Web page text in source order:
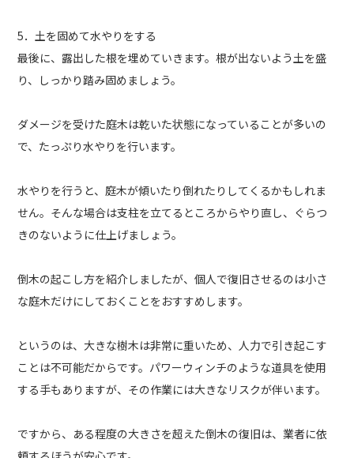
5．土を固めて水やりをする
最後に、露出した根を埋めていきます。根が出ないよう土を盛
り、しっかり踏み固めましょう。
ダメージを受けた庭木は乾いた状態になっていることが多いの
で、たっぷり水やりを行います。
水やりを行うと、庭木が傾いたり倒れたりしてくるかもしれま
せん。そんな場合は支柱を立てるところからやり直し、ぐらつ
きのないように仕上げましょう。
倒木の起こし方を紹介しましたが、個人で復旧させるのは小さ
な庭木だけにしておくことをおすすめします。
というのは、大きな樹木は非常に重いため、人力で引き起こす
ことは不可能だからです。パワーウィンチのような道具を使用
する手もありますが、その作業には大きなリスクが伴います。
ですから、ある程度の大きさを超えた倒木の復旧は、業者に依